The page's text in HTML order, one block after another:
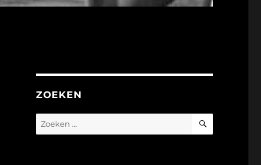
ZOEKEN
Zoeken
naar:
ZOEKEN